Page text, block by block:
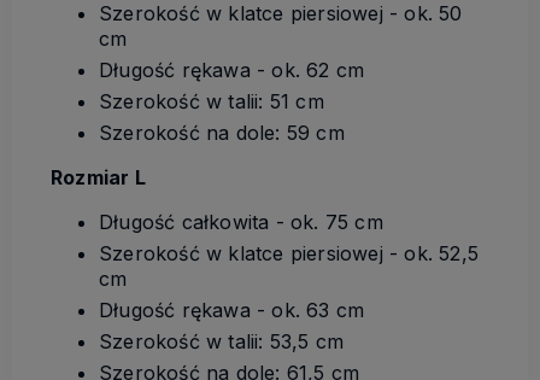
Szerokość w klatce piersiowej - ok. 50
cm
Długość rękawa - ok. 62 cm
Szerokość w talii: 51 cm
Szerokość na dole: 59 cm
Rozmiar L
Długość całkowita - ok. 75 cm
Szerokość w klatce piersiowej - ok. 52,5
cm
Długość rękawa - ok. 63 cm
Szerokość w talii: 53,5 cm
Szerokość na dole: 61,5 cm